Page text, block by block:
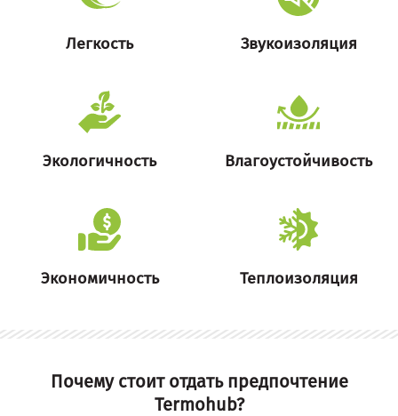
Легкость Звукоизоляция
Экологичность Влагоустойчивость
Экономичность Теплоизоляция
Почему стоит отдать предпочтение
Termohub?